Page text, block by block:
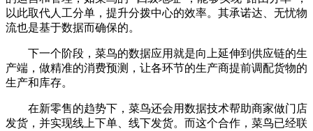
以此取代人工分单，提升分拨中心的效率。其承诺达、无忧物
流也是基于数据而确保的。
下一个阶段，菜鸟的数据应用就是向上延伸到供应链的生
产端，做精准的消费预测，让各环节的生产商提前调配货物的
生产和库存。
在新零售的趋势下，菜鸟还会用数据技术帮助商家做门店
发货，并实现线上下单、线下发货。而这个合作，菜鸟已经联